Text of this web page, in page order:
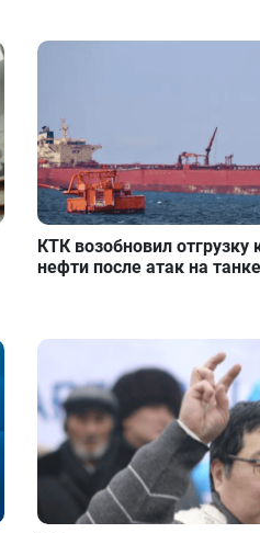
КТК возобновил отгрузку
нефти после атак на